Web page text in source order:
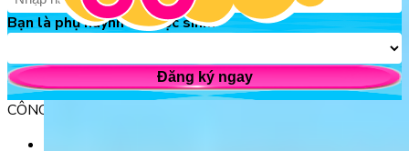
Bạn là phụ huynh hay học sinh?
Đăng ký ngay
CÔNG TY TNHH GIÁO DỤC UNICLASS